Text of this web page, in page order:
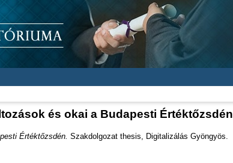
és okai a Budapesti Értéktőzsdén
Értéktőzsdén. Szakdolgozat thesis, Digitalizálás Gyöngyös.